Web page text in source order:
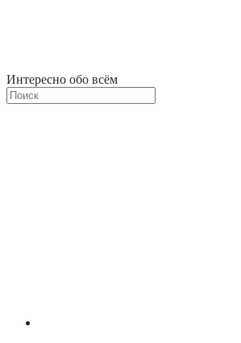
Интересно обо всём